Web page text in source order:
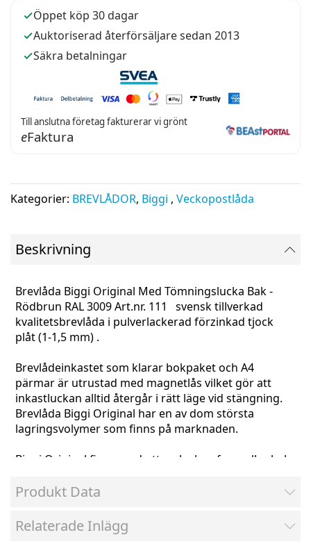
Öppet köp 30 dagar
Auktoriserad återförsäljare sedan 2013
Säkra betalningar
Till anslutna företag fakturerar vi grönt
eFaktura
Kategorier: BREVLÅDOR, Biggi , Veckopostlåda
Beskrivning
Brevlåda Biggi Original Med Tömningslucka Bak-
Rödbrun RAL 3009 Art.nr. 111 svensk tillverkad
kvalitetsbrevlåda i pulverlackerad förzinkad tjock
plåt (1-1,5 mm) .
Brevlådeinkastet som klarar bokpaket och A4
pärmar är utrustad med magnetlås vilket gör att
inkastluckan alltid återgår i rätt läge vid stängning.
Brevlåda Biggi Original har en av dom största
lagringsvolymer som finns på marknaden.
Biggi Original finns med uttagsluckan fram eller bak
att botten höjs eller sänks.
Produkt Data
Relaterade Inlägg